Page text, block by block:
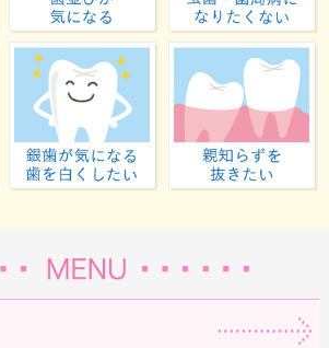
子どもの歯の健康を守りたい歯並びが気になる
入れ歯が壊れた・合わない虫歯が気になる・歯